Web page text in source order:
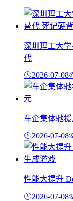
深圳理工大
代
2026-07-08
车企集体驰
2026-07-08
性能大提升
2026-07-08